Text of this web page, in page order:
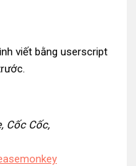
viết bằng userscript
Cốc Cốc,